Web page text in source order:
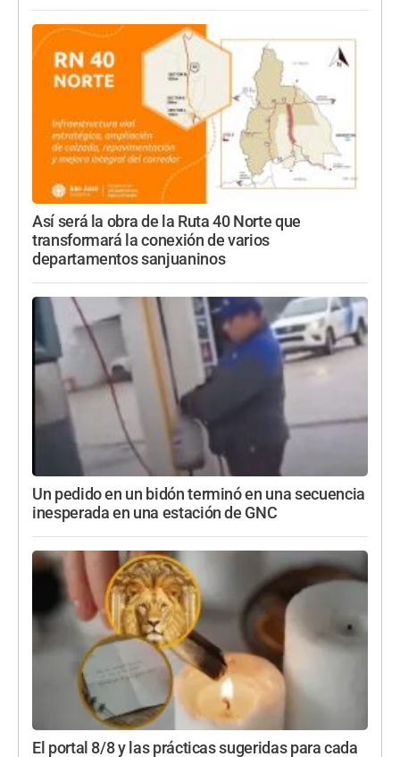
Así será la obra de la Ruta 40 Norte que
transformará la conexión de varios
departamentos sanjuaninos
Un pedido en un bidón terminó en una secuencia
inesperada en una estación de GNC
El portal 8/8 y las prácticas sugeridas para cada